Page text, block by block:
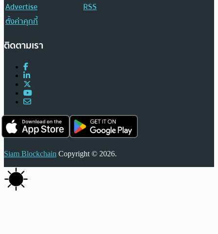
Advertise
RSS
ตั้งค่าคุกกี้
ติดตามเรา
Siam Blockchain Copyright © 2026.